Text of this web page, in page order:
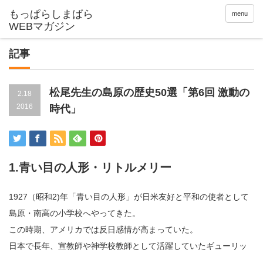
menu
記事
2.18
2016
松尾先生の島原の歴史50選「第6回 激動の
時代」
1.青い目の人形・リトルメリー
1927（昭和2)年「青い目の人形」が日米友好と平和の使者として
島原・南高の小学校へやってきた。
この時期、アメリカでは反日感情が高まっていた。
日本で長年、宣教師や神学校教師として活躍していたギューリッ